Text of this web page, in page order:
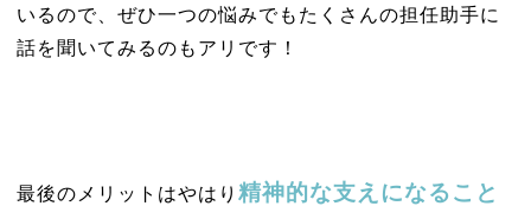
いるので、ぜひ一つの悩みでもたくさんの担任助手に
話を聞いてみるのもアリです！
最後のメリットはやはり 精神的な支えになること